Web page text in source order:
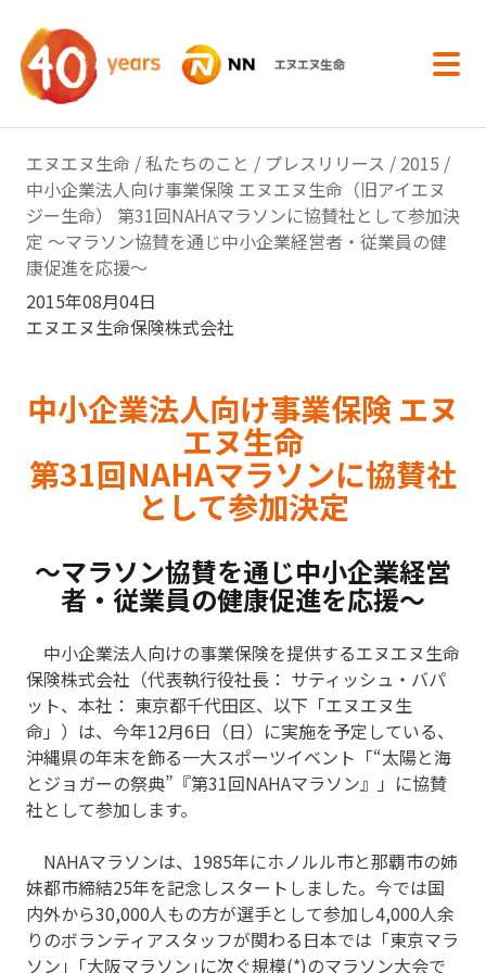
エヌエヌ生命 /私たちのこと / プレスリリース / 2015 /
中小企業法人向け事業保険 エヌエヌ生命（旧アイエヌ
ジー生命） 第31回NAHAマラソンに協賛社として参加決
定 ～マラソン協賛を通じ中小企業経営者・従業員の健
康促進を応援～
2015年08月04日
エヌエヌ生命保険株式会社
中小企業法人向け事業保険 エヌ
エヌ生命
第31回NAHAマラソンに協賛社
として参加決定
～マラソン協賛を通じ中小企業経営
者・従業員の健康促進を応援～
中小企業法人向けの事業保険を提供するエヌエヌ生命
保険株式会社（代表執行役社長： サティッシュ・バパ
ット、本社： 東京都千代田区、以下「エヌエヌ生
命」）は、今年12月6日（日）に実施を予定している、
沖縄県の年末を飾る一大スポーツイベント「“太陽と海
とジョガーの祭典”『第31回NAHAマラソン』」に協賛
社として参加します。
NAHAマラソンは、1985年にホノルル市と那覇市の姉
妹都市締結25年を記念しスタートしました。今では国
内外から30,000人もの方が選手として参加し4,000人余
りのボランティアスタッフが関わる日本では「東京マラ
ソン」｢大阪マラソン｣に次ぐ規模(*)のマラソン大会で